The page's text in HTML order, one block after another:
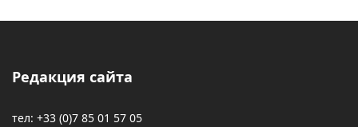
Редакция сайта
тел: +33 (0)7 85 01 57 05